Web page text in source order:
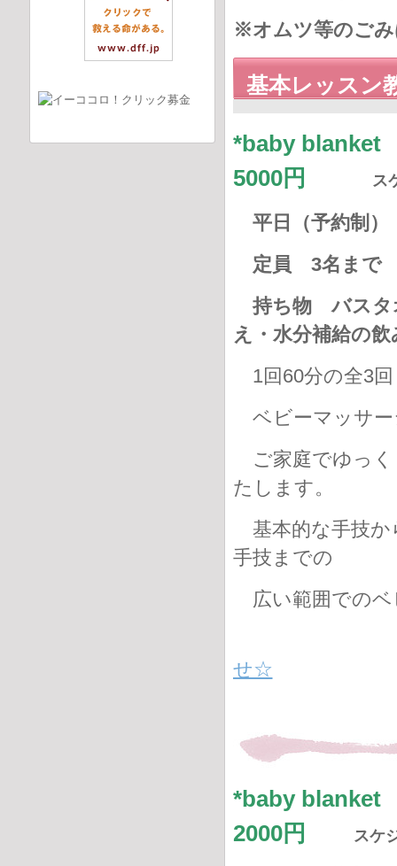
※オムツ等のごみ
基本レッスン
*baby
5000円
ス
平日（予約
定員 3名まで
持ち物 バスタ
え・水分補給の
1回60分の全3回
ベビーマッサー
ご家庭でゆっく
たします。
基本的な手技か
手技までの
広い範囲でのベ
せ☆
*baby
2000円
スケ